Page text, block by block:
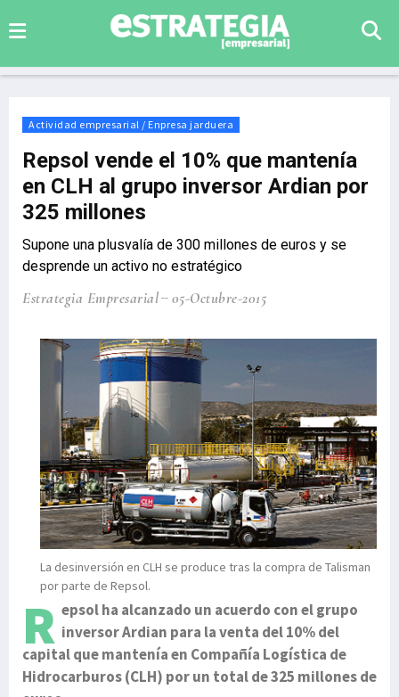
Actividad empresarial / Enpresa jarduera
Repsol vende el 10% que mantenía
en CLH al grupo inversor Ardian por
325 millones
Supone una plusvalía de 300 millones de euros y se
desprende un activo no estratégico
Estrategia Empresarial 05-Octubre-2015
La desinversión en CLH se produce tras la compra de Talisman
por parte de Repsol.
R epsol ha alcanzado un acuerdo con el grupo
inversor Ardian para la venta del 10% del
capital que mantenía en Compañía Logística de
Hidrocarburos (CLH) por un total de 325 millones de